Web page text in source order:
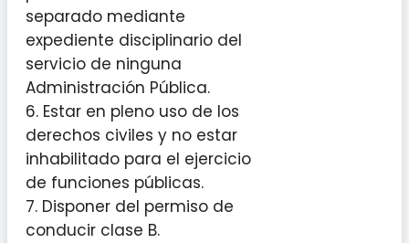
separado mediante
expediente disciplinario del
servicio de ninguna
Administración Pública.
6. Estar en pleno uso de los
derechos civiles y no estar
inhabilitado para el ejercicio
de funciones públicas.
7. Disponer del permiso de
conducir clase B.